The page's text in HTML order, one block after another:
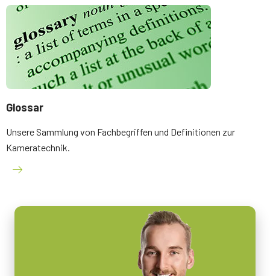
Glossar
Unsere Sammlung von Fachbegriffen und Definitionen zur
Kameratechnik.